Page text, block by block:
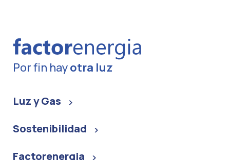
Por fin hayotra luz
Luz y Gas
Sostenibilidad
Factorenergia